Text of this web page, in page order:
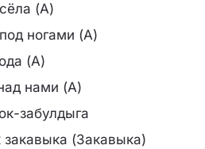
(А)
ногами (А)
(А)
нами (А)
забулдыга
(Закавыка)